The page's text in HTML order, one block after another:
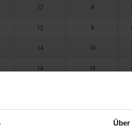
12 8
12 8
14 10
14 10
14 10